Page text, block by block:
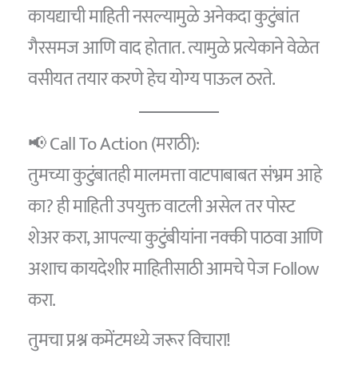
कायद्याची माहिती नसल्यामुळे अनेकदा कुटुंबांत
गैरसमज आणि वाद होतात. त्यामुळे प्रत्येकाने वेळेत
वसीयत तयार करणे हेच योग्य पाऊल ठरते.
📢 Call To Action (मराठी):
तुमच्या कुटुंबातही मालमत्ता वाटपाबाबत संभ्रम आहे
का? ही माहिती उपयुक्त वाटली असेल तर पोस्ट
शेअर करा, आपल्या कुटुंबीयांना नक्की पाठवा आणि
अशाच कायदेशीर माहितीसाठी आमचे पेज Follow
करा.
तुमचा प्रश्न कमेंटमध्ये जरूर विचारा!